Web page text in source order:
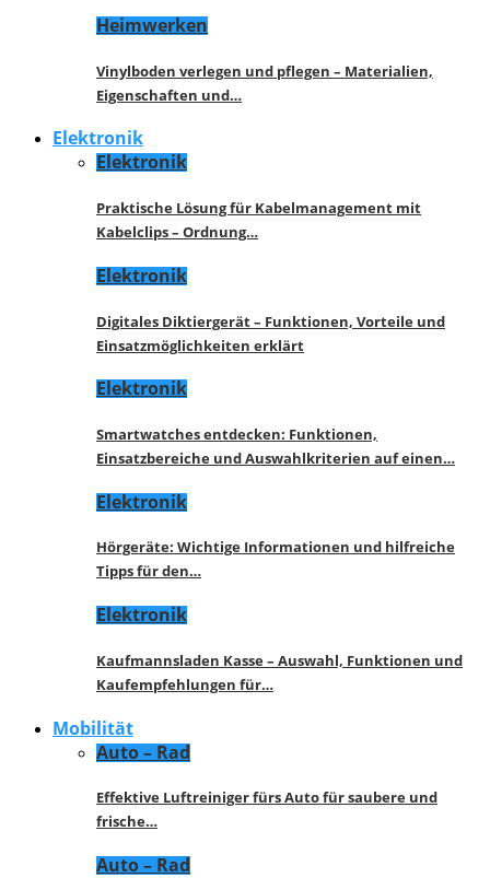
Heimwerken
Vinylboden verlegen und pflegen – Materialien,
Eigenschaften und…
Elektronik
Elektronik
Praktische Lösung für Kabelmanagement mit
Kabelclips – Ordnung…
Elektronik
Digitales Diktiergerät – Funktionen, Vorteile und
Einsatzmöglichkeiten erklärt
Elektronik
Smartwatches entdecken: Funktionen,
Einsatzbereiche und Auswahlkriterien auf einen…
Elektronik
Hörgeräte: Wichtige Informationen und hilfreiche
Tipps für den…
Elektronik
Kaufmannsladen Kasse – Auswahl, Funktionen und
Kaufempfehlungen für…
Mobilität
Auto – Rad
Effektive Luftreiniger fürs Auto für saubere und
frische…
Auto – Rad